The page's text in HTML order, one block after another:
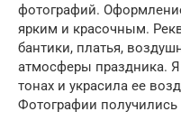
фотографий.
ярким и красочным.
бантики, платья,
атмосферы праздника.
тонах и украсила ее
Фотографии